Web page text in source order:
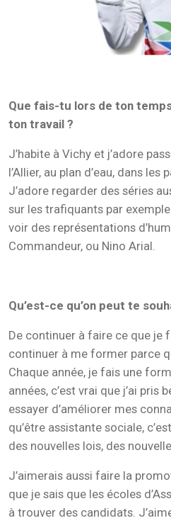
Que fais-tu lors de ton
ton travail ?
J’habite à Vichy et j’adore
l’Allier, au plan d’eau, dans les
J’adore regarder des séries
sur les trafiquants par
voir des représentations
Commandeur, ou Nino Arial.
Qu’est-ce qu’on peut te
De continuer à faire ce que je
continuer à me former parce
Chaque année, je fais une
années, c’est vrai que j’ai pris
essayer d’améliorer mes
qu’être assistante sociale,
des nouvelles lois, des
J’aimerais aussi faire la
que je sais que les écoles
à trouver des candidats.